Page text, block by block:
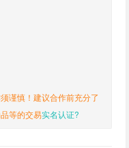
谨慎！建议合作前充分了
等的交易实名认证?